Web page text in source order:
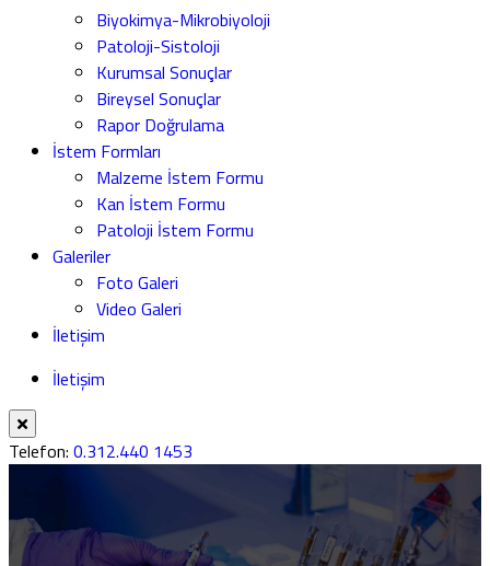
Biyokimya-Mikrobiyoloji
Patoloji-Sistoloji
Kurumsal Sonuçlar
Bireysel Sonuçlar
Rapor Doğrulama
İstem Formları
Malzeme İstem Formu
Kan İstem Formu
Patoloji İstem Formu
Galeriler
Foto Galeri
Video Galeri
İletişim
İletişim
Telefon: 0.312.440 1453